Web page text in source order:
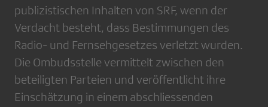
publizistischen Inhalten von SRF, wenn der
Verdacht besteht, dass Bestimmungen des
Radio- und Fernsehgesetzes verletzt wurden.
Die Ombudsstelle vermittelt zwischen den
beteiligten Parteien und veröffentlicht ihre
Einschätzung in einem abschliessenden